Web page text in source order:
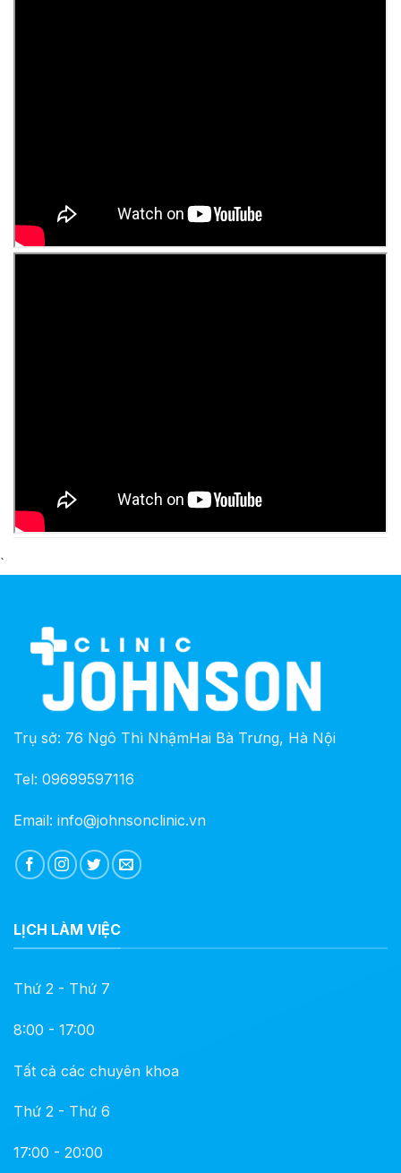
`
Trụ sở: 76 Ngô Thì NhậmHai Bà Trưng, Hà Nội
Tel: 09699597116
Email: info@johnsonclinic.vn
LỊCH LÀM VIỆC
Thứ 2 - Thứ 7
8:00 - 17:00
Tất cả các chuyên khoa
Thứ 2 - Thứ 6
17:00 - 20:00